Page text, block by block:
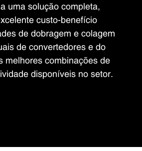
uma solução completa,
custo-benefício
de dobragem e colagem
de convertedores e do
melhores combinações de
disponíveis no setor.